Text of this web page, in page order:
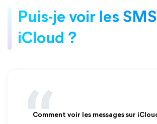
Puis-je voir les
iCloud ?
Comment voir les messages sur